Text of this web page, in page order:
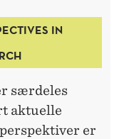
IN
særdeles
aktuelle
er